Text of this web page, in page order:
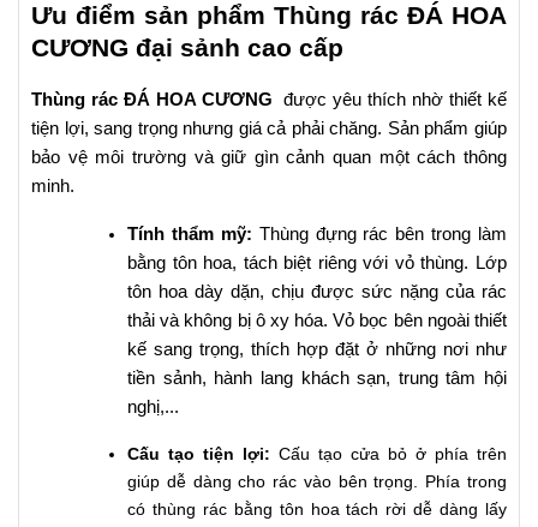
Ưu điểm sản phẩm Thùng rác ĐÁ HOA
CƯƠNG đại sảnh cao cấp
Thùng rác ĐÁ HOA CƯƠNG được yêu thích nhờthiết kế
tiện lợi, sang trọng nhưng giá cả phải chăng. Sản phẩm giúp
bảo vệ môi trường và giữ gìn cảnh quan một cách thông
minh.
Tính thẩm mỹ: Thùng đựng rác bên trong làm
bằng tôn hoa, tách biệt riêng với vỏ thùng. Lớp
tôn hoa dày dặn, chịu được sức nặng của rác
thải và không bị ô xy hóa. Vỏ bọc bên ngoài thiết
kế sang trọng, thích hợp đặt ở những nơi như
tiền sảnh, hành lang khách sạn, trung tâm hội
nghị,...
Cấu tạo tiện lợi: Cấu tạo cửa bỏ ở phía trên
giúp dễ dàng cho rác vào bên trọng. Phía trong
có thùng rác bằng tôn hoa tách rời dễ dàng lấy